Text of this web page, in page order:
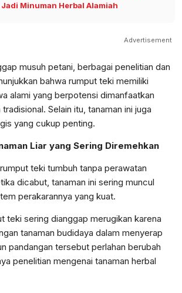
Minuman Herbal Alamiah
Advertisement
musuh petani, berbagai penelitian dan
bahwa rumput teki memiliki
alami yang berpotensi dimanfaatkan
Selain itu, tanaman ini juga
yang cukup penting.
Liar yang Sering Diremehkan
teki tumbuh tanpa perawatan
dicabut, tanaman ini sering muncul
perakarannya yang kuat.
teki sering dianggap merugikan karena
tanaman budidaya dalam menyerap
pandangan tersebut perlahan berubah
penelitian mengenai tanaman herbal